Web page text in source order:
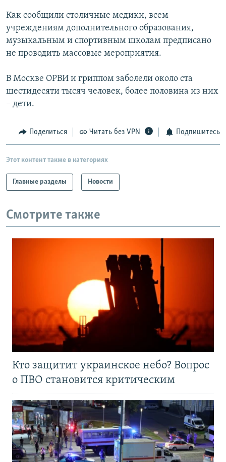
РАСПИСАНИЕ ВЕЩАНИЯ
ПОДПИШИТЕСЬ НА РАССЫЛКУ
Все сайты РСЕ/РС
Как сообщили столичные медики, всем
учреждениям дополнительного образования,
музыкальным и спортивным школам предписано
не проводить массовые мероприятия.
В Москве ОРВИ и гриппом заболели около ста
шестидесяти тысяч человек, более половина из них
– дети.
Поделиться Читать без VPN Подпишитесь
Этот контент также в категориях
Главные разделы Новости
Смотрите также
Кто защитит украинское небо? Вопрос
о ПВО становится критическим